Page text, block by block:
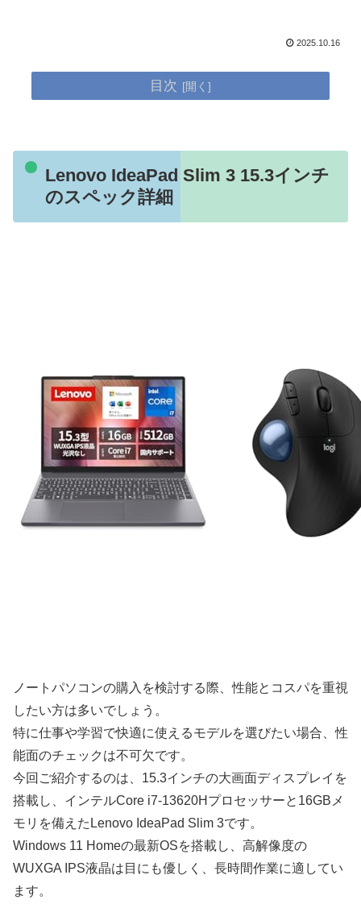
2025.10.16
目次
Lenovo IdeaPad Slim 3 15.3インチ
のスペック詳細
ノートパソコンの購入を検討する際、性能とコスパを重視
したい方は多いでしょう。
特に仕事や学習で快適に使えるモデルを選びたい場合、性
能面のチェックは不可欠です。
今回ご紹介するのは、15.3インチの大画面ディスプレイを
搭載し、インテルCore i7-13620Hプロセッサーと16GBメ
モリを備えたLenovo IdeaPad Slim 3です。
Windows 11 Homeの最新OSを搭載し、高解像度の
WUXGA IPS液晶は目にも優しく、長時間作業に適してい
ます。